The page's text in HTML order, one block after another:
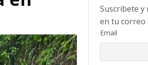
Suscribete y
en tu correo
Email